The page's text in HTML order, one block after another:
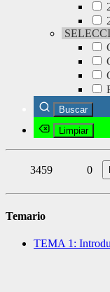
3459 0
Temario
TEMA 1: